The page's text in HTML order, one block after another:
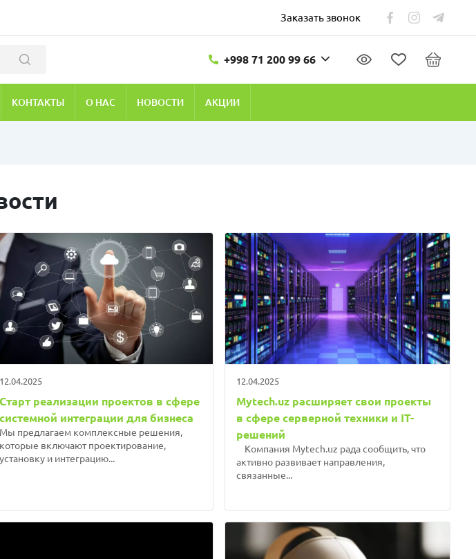
Заказать звонок
+998 71 200 99 66
КОНТАКТЫ О НАС НОВОСТИ АКЦИИ
12.04.2025
Старт реализации проектов в сфере
системной интеграции для бизнеса
Мы предлагаем комплексные решения,
которые включают проектирование,
установку и интеграцию...
12.04.2025
Mytech.uz расширяет свои проекты
в сфере серверной техники и IT-
решений
Компания Mytech.uz рада сообщить, что
активно развивает направления,
связанные...